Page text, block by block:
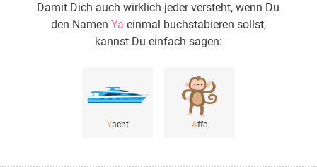
Damit Dich auch wirklich jeder versteht, wenn Du
den Namen Ya einmal buchstabieren sollst,
kannst Du einfach sagen:
Yacht Affe